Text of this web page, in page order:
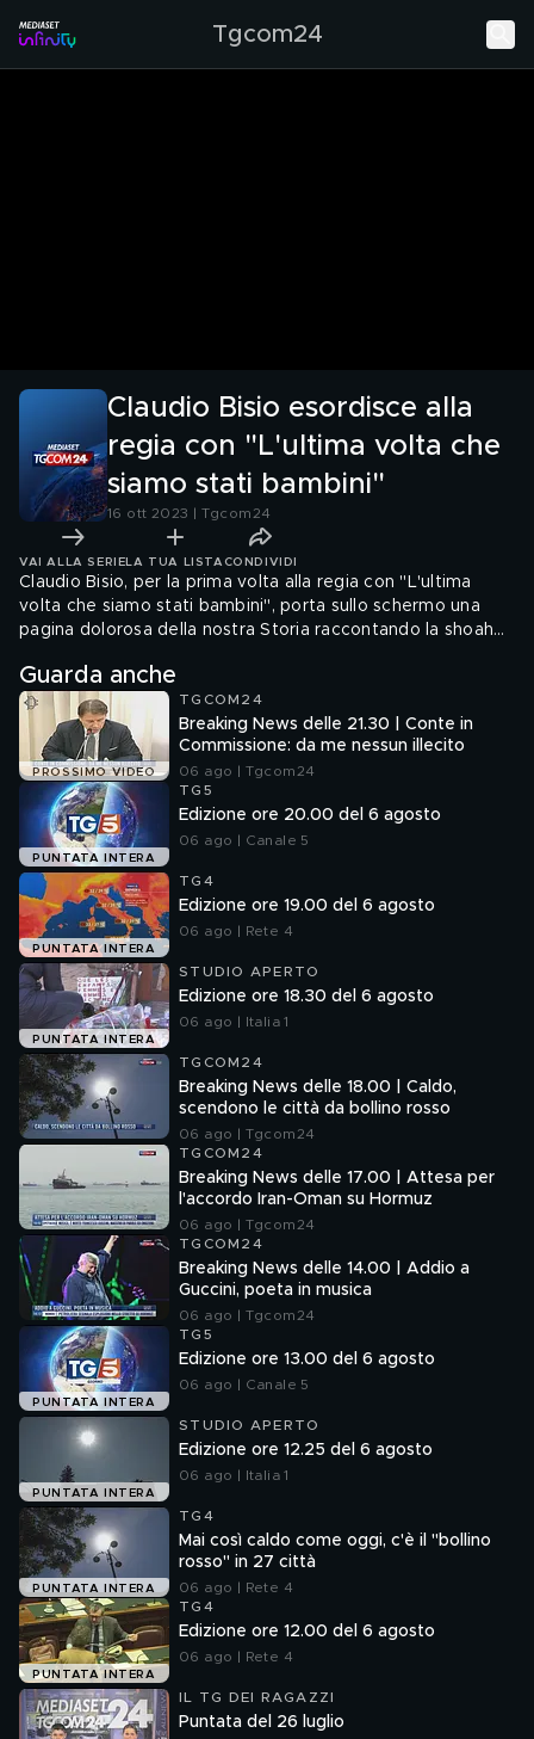
Tgcom24
Claudio Bisio esordisce alla
regia con "L'ultima volta che
siamo stati bambini"
16 ott 2023 | Tgcom24
VAI ALLA SERIE LA TUA LISTA CONDIVIDI
Claudio Bisio, per la prima volta alla regia con "L'ultima
volta che siamo stati bambini", porta sullo schermo una
pagina dolorosa della nostra Storia raccontando la shoah
parla di solidarietà, uguaglianza e"formazione.
Guarda anche
PROSSIMO VIDEO
TGCOM24
Breaking News delle 21.30 | Conte in
Commissione: da me nessun illecito
06 ago | Tgcom24
PUNTATA INTERA
TG5
Edizione ore 20.00 del 6 agosto
06 ago | Canale 5
PUNTATA INTERA
TG4
Edizione ore 19.00 del 6 agosto
06 ago | Rete 4
PUNTATA INTERA
STUDIO APERTO
Edizione ore 18.30 del 6 agosto
06 ago | Italia 1
TGCOM24
Breaking News delle 18.00 | Caldo,
scendono le città da bollino rosso
06 ago | Tgcom24
TGCOM24
Breaking News delle 17.00 | Attesa per
l'accordo Iran-Oman su Hormuz
06 ago | Tgcom24
TGCOM24
Breaking News delle 14.00 | Addio a
Guccini, poeta in musica
06 ago | Tgcom24
PUNTATA INTERA
TG5
Edizione ore 13.00 del 6 agosto
06 ago | Canale 5
PUNTATA INTERA
STUDIO APERTO
Edizione ore 12.25 del 6 agosto
06 ago | Italia 1
PUNTATA INTERA
TG4
Mai così caldo come oggi, c'è il "bollino
rosso" in 27 città
06 ago | Rete 4
PUNTATA INTERA
TG4
Edizione ore 12.00 del 6 agosto
06 ago | Rete 4
IL TG DEI RAGAZZI
Puntata del 26 luglio